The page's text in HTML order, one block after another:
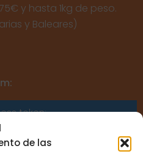
de las
y hasta 1kg de peso.
y Baleares)
token:
are not allowed
not a confirmed